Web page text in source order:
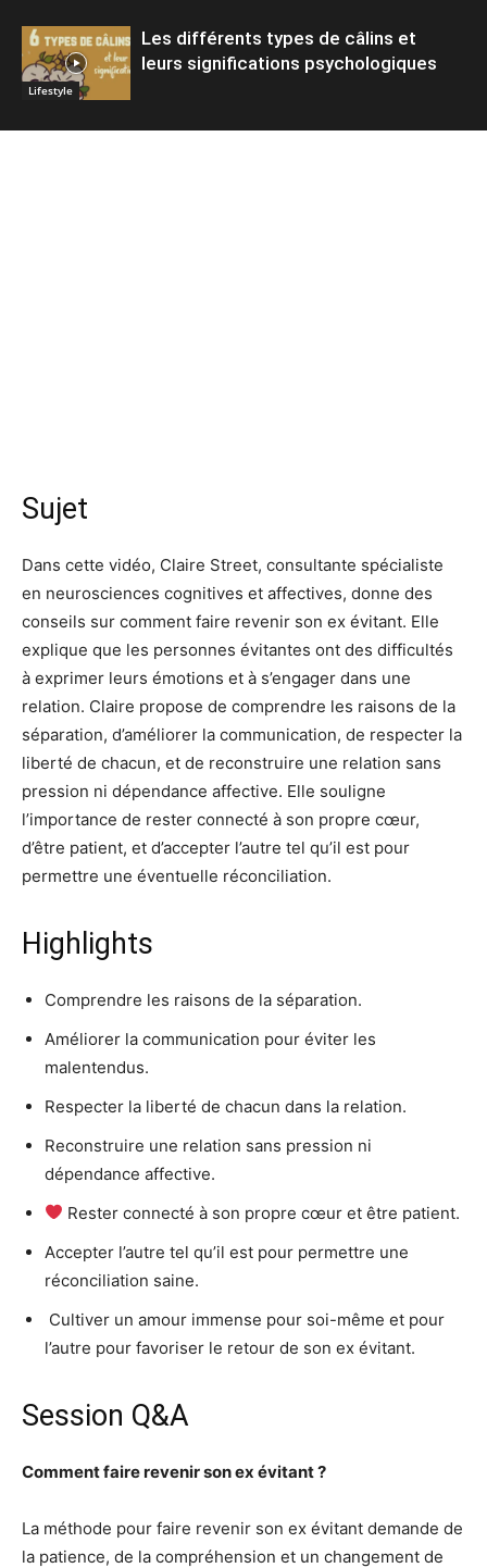
Lifestyle
Les différents types de câlins et
leurs significations psychologiques
Sujet
Dans cette vidéo, Claire Street, consultante spécialiste
en neurosciences cognitives et affectives, donne des
conseils sur comment faire revenir son ex évitant. Elle
explique que les personnes évitantes ont des difficultés
à exprimer leurs émotions et à s’engager dans une
relation. Claire propose de comprendre les raisons de la
séparation, d’améliorer la communication, de respecter la
liberté de chacun, et de reconstruire une relation sans
pression ni dépendance affective. Elle souligne
l’importance de rester connecté à son propre cœur,
d’être patient, et d’accepter l’autre tel qu’il est pour
permettre une éventuelle réconciliation.
Highlights
Comprendre les raisons de la séparation.
Améliorer la communication pour éviter les
malentendus.
Respecter la liberté de chacun dans la relation.
Reconstruire une relation sans pression ni
dépendance affective.
Rester connecté à son propre cœur et être patient.
Accepter l’autre tel qu’il est pour permettre une
réconciliation saine.
️ Cultiver un amour immense pour soi-même et pour
l’autre pour favoriser le retour de son ex évitant.
Session Q&A
Comment faire revenir son ex évitant ?
La méthode pour faire revenir son ex évitant demande de
la patience, de la compréhension et un changement de